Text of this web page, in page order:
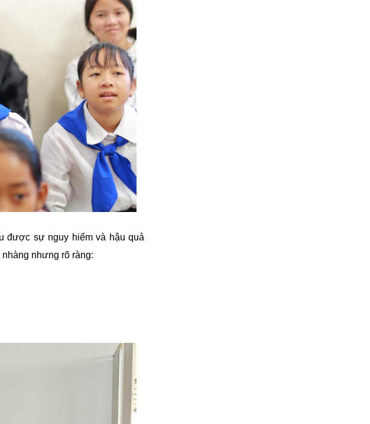
được sự nguy hiểm và hậu quả
nhưng rõ ràng: